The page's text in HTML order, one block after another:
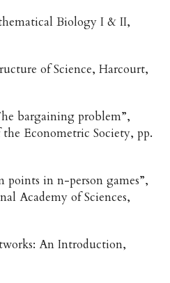
Biology I & II,
of Science, Harcourt,
bargaining problem”,
Econometric Society, pp.
in n-person games”,
Academy of Sciences,
An Introduction,